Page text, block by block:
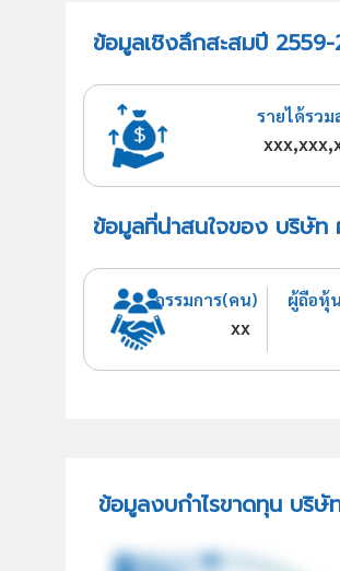
ข้อมูลเชิงลึกสะสมปี
รายได้รว
ข้อมูลที่น่าสนใจของ บริษั
กรรมการ(คน)
xx
ผู้ถือหุ้
ข้อมูลงบกำไรขาดทุน บริ